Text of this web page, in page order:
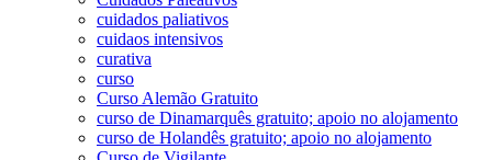
cuidados paliativos
cuidaos intensivos
curativa
curso
Curso Alemão Gratuito
curso de Dinamarquês gratuito; apoio no alojamento
curso de Holandês gratuito; apoio no alojamento